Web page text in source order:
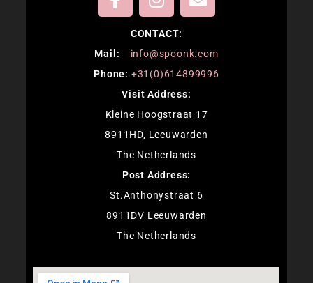
CONTACT:
Mail:
info@spoonk.com
Phone: +31(0)614899996
Visit Address:
Kleine Hoogstraat 17
8911HD, Leeuwarden
The Netherlands
Post Address:
St.Anthonystraat 6
8911DV Leeuwarden
The Netherlands